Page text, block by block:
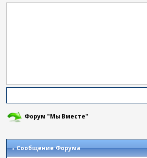
Форум "Мы Вместе"
Сообщение Форума